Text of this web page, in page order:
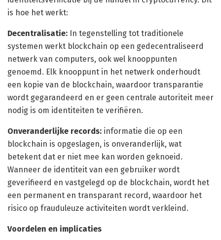
is hoe het werkt:
Decentralisatie: In tegenstelling tot traditionele
systemen werkt blockchain op een gedecentraliseerd
netwerk van computers, ook wel knooppunten
genoemd. Elk knooppunt in het netwerk onderhoudt
een kopie van de blockchain, waardoor transparantie
wordt gegarandeerd en er geen centrale autoriteit meer
nodig is om identiteiten te verifiëren.
Onveranderlijke records: informatie die op een
blockchain is opgeslagen, is onveranderlijk, wat
betekent dat er niet mee kan worden geknoeid.
Wanneer de identiteit van een gebruiker wordt
geverifieerd en vastgelegd op de blockchain, wordt het
een permanent en transparant record, waardoor het
risico op frauduleuze activiteiten wordt verkleind.
Voordelen en implicaties